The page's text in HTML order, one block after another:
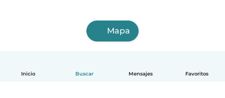
Inicio Buscar Mensajes Favoritos
Mapa